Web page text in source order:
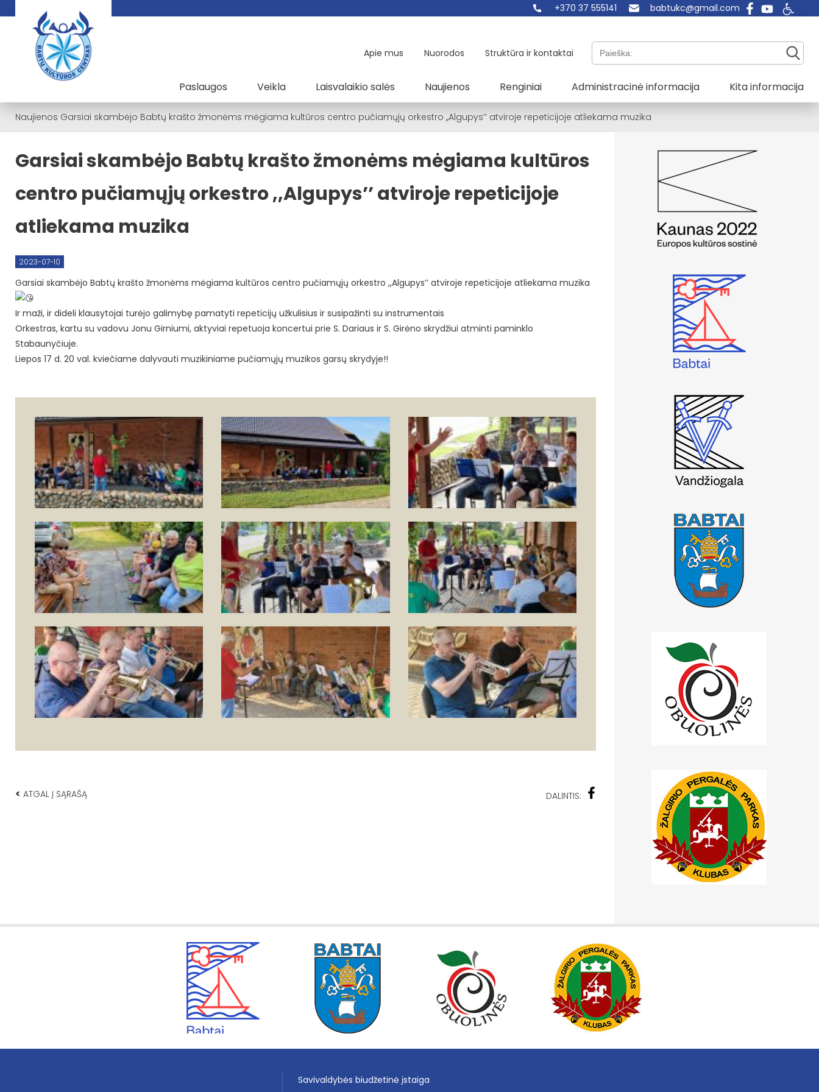
+370 37 555141 babtukc@gmail.com
Apie mus Nuorodos Struktūra ir kontaktai Paieška:
Paslaugos Veikla Laisvalaikio salės Naujienos Renginiai Administracinė informacija Kita informacija
Naujienos Garsiai skambėjo Babtų krašto žmonėms mėgiama kultūros centro pučiamųjų orkestro ,,Algupys’’ atviroje repeticijoje atliekama muzika
Garsiai skambėjo Babtų krašto žmonėms mėgiama kultūros
centro pučiamųjų orkestro ,,Algupys’’ atviroje repeticijoje
atliekama muzika
2023-07-10
Garsiai skambėjo Babtų krašto žmonėms mėgiama kultūros centro pučiamųjų orkestro ,,Algupys’’ atviroje repeticijoje atliekama muzika
Ir maži, ir dideli klausytojai turėjo galimybę pamatyti repeticijų užkulisius ir susipažinti su instrumentais
Orkestras, kartu su vadovu Jonu Girniumi, aktyviai repetuoja koncertui prie S. Dariaus ir S. Girėno skrydžiui atminti paminklo
Stabaunyčiuje.
Liepos 17 d. 20 val. kviečiame dalyvauti muzikiniame pučiamųjų muzikos garsų skrydyje!!
< ATGAL Į SĄRAŠĄ DALINTIS:
Savivaldybės biudžetinė įstaiga